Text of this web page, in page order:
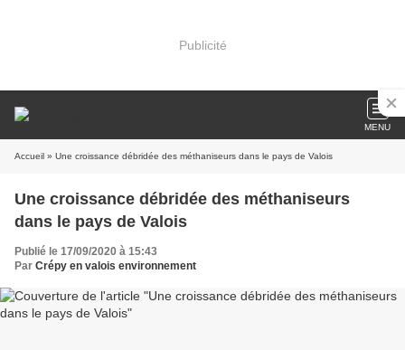
Publicité
MENU
Accueil » Une croissance débridée des méthaniseurs dans le pays de Valois
Une croissance débridée des méthaniseurs
dans le pays de Valois
Publié le 17/09/2020 à 15:43
Par Crépy en valois environnement